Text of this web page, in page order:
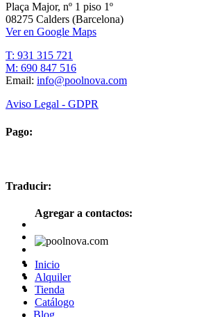
Plaça Major, nº 1 piso 1º
08275 Calders (Barcelona)
Ver en Google Maps
T: 931 315 721
M: 690 847 516
Email: info@poolnova.com
Aviso Legal - GDPR
Pago:
Traducir:
Agregar a contactos:
Inicio
Alquiler
Tienda
Catálogo
Blog